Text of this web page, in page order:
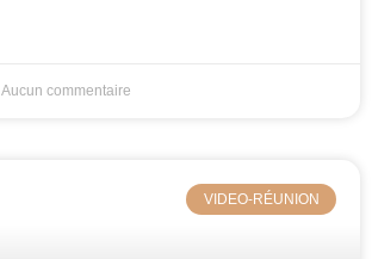
Aucun commentaire
VIDEO-RÉUNION